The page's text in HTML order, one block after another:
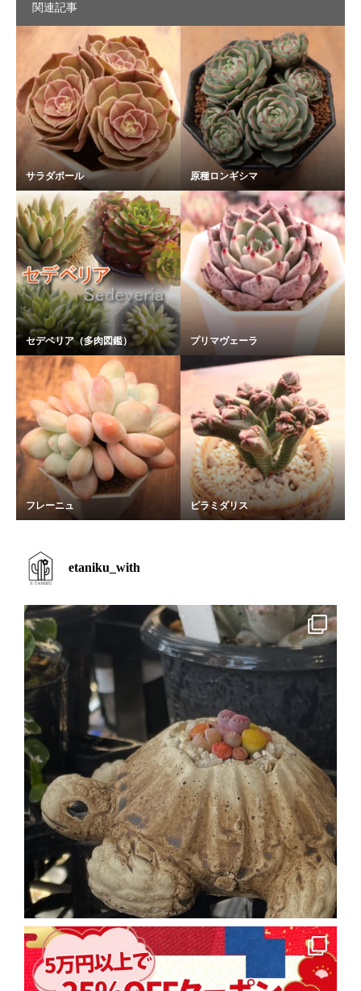
関連記事
サラダボール 原種ロンギシマ
セデベリア（多肉図鑑） プリマヴェーラ
フレーニュ ピラミダリス
etaniku_with